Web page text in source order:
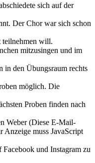
sich auf der
Der Chor war sich schon
teilnehmen will.
mitzusingen und im
in den Übungsraum rechts
möglich. Die
Proben finden nach
Weber (Diese E-Mail-
Anzeige muss JavaScript
und Instagram zu